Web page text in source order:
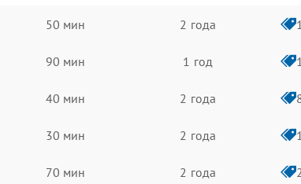
50 мин 2 года
90 мин 1 год
40 мин 2 года
30 мин 2 года
70 мин 2 года